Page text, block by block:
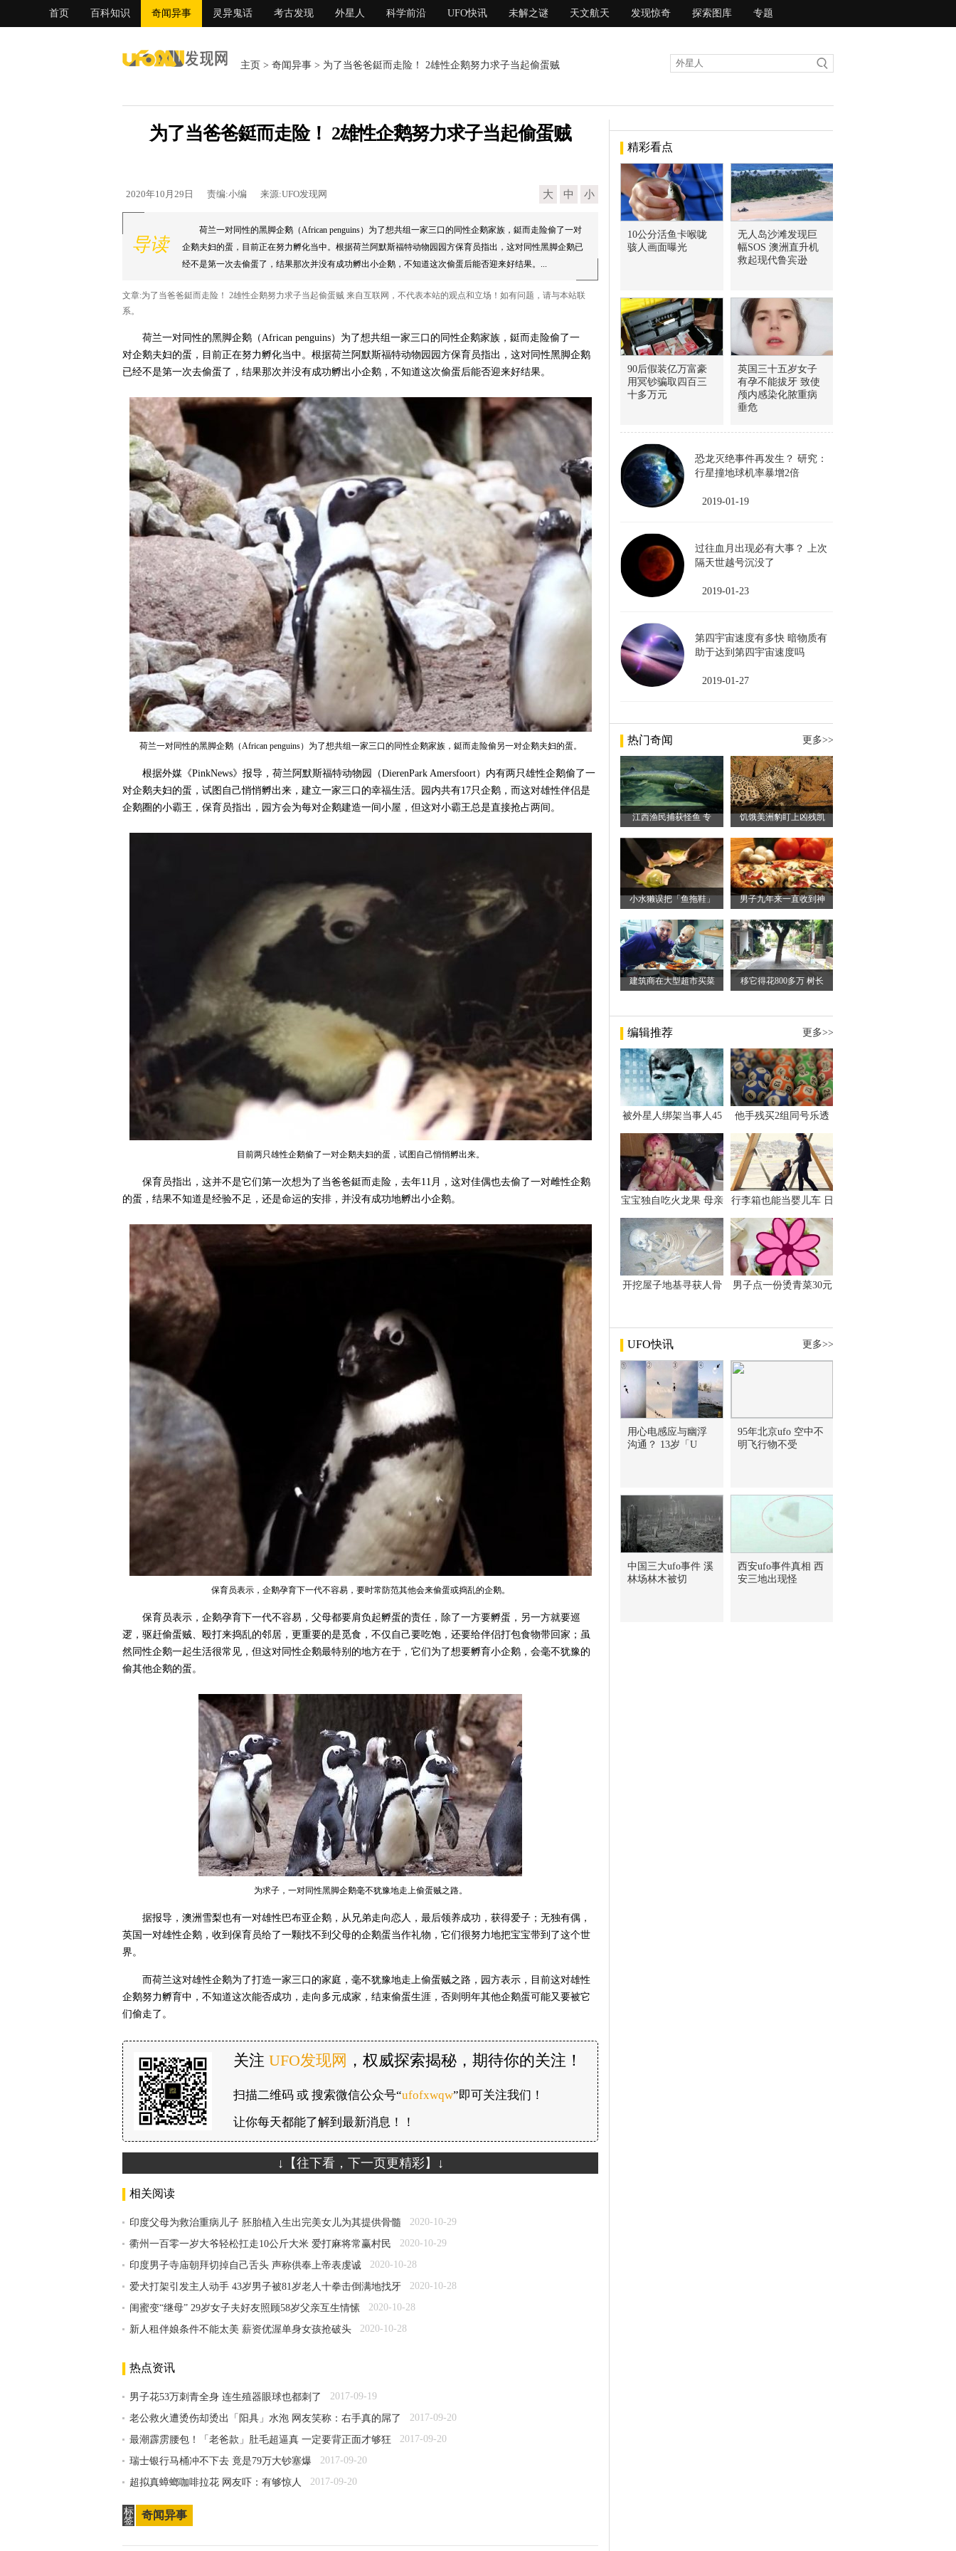
首页 百科知识 奇闻异事 灵异鬼话 考古发现 外星人 科学前沿 UFO快讯 未解之谜 天文航天 发现惊奇 探索图库 专题
主页 > 奇闻异事 > 为了当爸爸鋌而走险！ 2雄性企鹅努力求子当起偷蛋贼
为了当爸爸鋌而走险！ 2雄性企鹅努力求子当起偷蛋贼
2020年10月29日 责编:小编 来源:UFO发现网 大 中 小
导读
荷兰一对同性的黑脚企鹅（African penguins）为了想共组一家三口的同性企鹅家族，鋌而走险偷了一对
企鹅夫妇的蛋，目前正在努力孵化当中。根据荷兰阿默斯福特动物园园方保育员指出，这对同性黑脚企鹅已
经不是第一次去偷蛋了，结果那次并没有成功孵出小企鹅，不知道这次偷蛋后能否迎来好结果。...
文章:为了当爸爸鋌而走险！ 2雄性企鹅努力求子当起偷蛋贼 来自互联网，不代表本站的观点和立场！如有问题，请与本站联
系。
荷兰一对同性的黑脚企鹅（African penguins）为了想共组一家三口的同性企鹅家族，鋌而走险偷了一
对企鹅夫妇的蛋，目前正在努力孵化当中。根据荷兰阿默斯福特动物园园方保育员指出，这对同性黑脚企鹅
已经不是第一次去偷蛋了，结果那次并没有成功孵出小企鹅，不知道这次偷蛋后能否迎来好结果。
荷兰一对同性的黑脚企鹅（African penguins）为了想共组一家三口的同性企鹅家族，鋌而走险偷另一对企鹅夫妇的蛋。
根据外媒《PinkNews》报导，荷兰阿默斯福特动物园（DierenPark Amersfoort）内有两只雄性企鹅偷了一
对企鹅夫妇的蛋，试图自己悄悄孵出来，建立一家三口的幸福生活。园内共有17只企鹅，而这对雄性伴侣是
企鹅圈的小霸王，保育员指出，园方会为每对企鹅建造一间小屋，但这对小霸王总是直接抢占两间。
目前两只雄性企鹅偷了一对企鹅夫妇的蛋，试图自己悄悄孵出来。
保育员指出，这并不是它们第一次想为了当爸爸鋌而走险，去年11月，这对佳偶也去偷了一对雌性企鹅
的蛋，结果不知道是经验不足，还是命运的安排，并没有成功地孵出小企鹅。
保育员表示，企鹅孕育下一代不容易，要时常防范其他会来偷蛋或捣乱的企鹅。
保育员表示，企鹅孕育下一代不容易，父母都要肩负起孵蛋的责任，除了一方要孵蛋，另一方就要巡
逻，驱赶偷蛋贼、殴打来捣乱的邻居，更重要的是觅食，不仅自己要吃饱，还要给伴侣打包食物带回家；虽
然同性企鹅一起生活很常见，但这对同性企鹅最特别的地方在于，它们为了想要孵育小企鹅，会毫不犹豫的
偷其他企鹅的蛋。
为求子，一对同性黑脚企鹅毫不犹豫地走上偷蛋贼之路。
据报导，澳洲雪梨也有一对雄性巴布亚企鹅，从兄弟走向恋人，最后领养成功，获得爱子；无独有偶，
英国一对雄性企鹅，收到保育员给了一颗找不到父母的企鹅蛋当作礼物，它们很努力地把宝宝带到了这个世
界。
而荷兰这对雄性企鹅为了打造一家三口的家庭，毫不犹豫地走上偷蛋贼之路，园方表示，目前这对雄性
企鹅努力孵育中，不知道这次能否成功，走向多元成家，结束偷蛋生涯，否则明年其他企鹅蛋可能又要被它
们偷走了。
关注 UFO发现网 ，权威探索揭秘，期待你的关注！
扫描二维码 或 搜索微信公众号“ufofxwqw”即可关注我们！
让你每天都能了解到最新消息！！
↓【往下看，下一页更精彩】↓
相关阅读
印度父母为救治重病儿子 胚胎植入生出完美女儿为其提供骨髓 2020-10-29
衢州一百零一岁大爷轻松扛走10公斤大米 爱打麻将常赢村民 2020-10-29
印度男子寺庙朝拜切掉自己舌头 声称供奉上帝表虔诚 2020-10-28
爱犬打架引发主人动手 43岁男子被81岁老人十拳击倒满地找牙 2020-10-28
闺蜜变“继母” 29岁女子夫好友照顾58岁父亲互生情愫 2020-10-28
新人租伴娘条件不能太美 薪资优渥单身女孩抢破头 2020-10-28
热点资讯
男子花53万刺青全身 连生殖器眼球也都刺了 2017-09-19
老公救火遭烫伤却烫出「阳具」水泡 网友笑称：右手真的屌了 2017-09-20
最潮霹雳腰包！「老爸款」肚毛超逼真 一定要背正面才够狂 2017-09-20
瑞士银行马桶冲不下去 竟是79万大钞塞爆 2017-09-20
超拟真蟑螂咖啡拉花 网友吓：有够惊人 2017-09-20
标
签
奇闻异事
精彩看点
10公分活鱼卡喉咙
骇人画面曝光
无人岛沙滩发现巨
幅SOS 澳洲直升机
救起现代鲁宾逊
90后假装亿万富豪
用冥钞骗取四百三
十多万元
英国三十五岁女子
有孕不能拔牙 致使
颅内感染化脓重病
垂危
恐龙灭绝事件再发生？ 研究：
行星撞地球机率暴增2倍
2019-01-19
过往血月出现必有大事？ 上次
隔天世越号沉没了
2019-01-23
第四宇宙速度有多快 暗物质有
助于达到第四宇宙速度吗
2019-01-27
热门奇闻 更多>>
江西渔民捕获怪鱼 专 饥饿美洲豹盯上凶残凯
小水獭误把「鱼拖鞋」 男子九年来一直收到神
建筑商在大型超市买菜 移它得花800多万 树长
编辑推荐 更多>>
被外星人绑架当事人45
斯卡古拉事件
他手残买2组同号乐透
万
宝宝独自吃火龙果 母亲
行李箱也能当婴儿车 日
开挖屋子地基寻获人骨
男子点一份烫青菜30元
UFO快讯 更多>>
用心电感应与幽浮
沟通？ 13岁「U
95年北京ufo 空中不
明飞行物不受
中国三大ufo事件 溪
林场林木被切
西安ufo事件真相 西
安三地出现怪